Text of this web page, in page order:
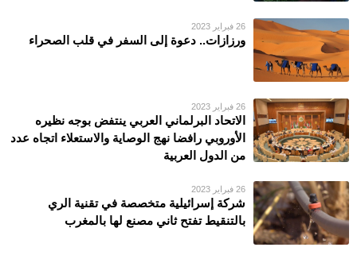
26 فبراير 2023
ورزازات.. دعوة إلى السفر في قلب الصحراء
26 فبراير 2023
الاتحاد البرلماني العربي ينتفض بوجه نظيره
الأوروبي رافضا نهج الوصاية والاستعلاء اتجاه عدد
من الدول العربية
26 فبراير 2023
شركة إسرائيلية متخصصة في تقنية الري
بالتنقيط تفتح ثاني مصنع لها بالمغرب